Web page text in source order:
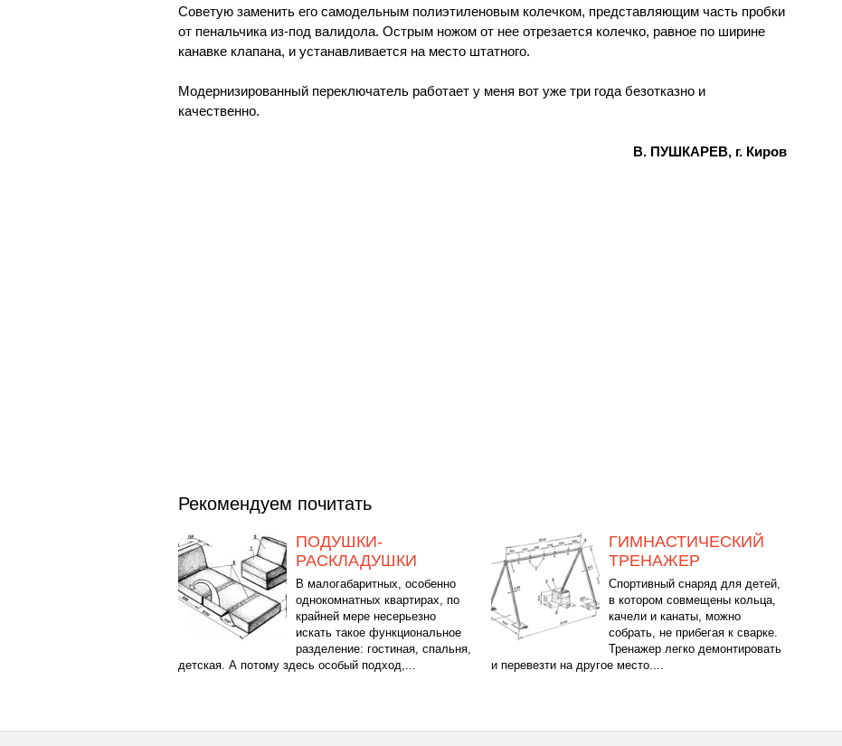
Советую заменить его самодельным полиэтиленовым колечком, представляющим часть пробки
от пенальчика из-под валидола. Острым ножом от нее отрезается колечко, равное по ширине
канавке клапана, и устанавливается на место штатного.
Модернизированный переключатель работает у меня вот уже три года безотказно и
качественно.
В. ПУШКАРЕВ, г. Киров
Рекомендуем почитать
ПОДУШКИ-
РАСКЛАДУШКИ
В малогабаритных, особенно
однокомнатных квартирах, по
крайней мере несерьезно
искать такое функциональное
разделение: гостиная, спальня,
детская. А потому здесь особый подход,...
ГИМНАСТИЧЕСКИЙ
ТРЕНАЖЕР
Спортивный снаряд для детей,
в котором совмещены кольца,
качели и канаты, можно
собрать, не прибегая к сварке.
Тренажер легко демонтировать
и перевезти на другое место....